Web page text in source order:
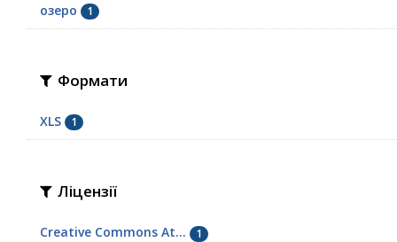
озеро 1
Формати
XLS 1
Ліцензії
Creative Commons At... 1